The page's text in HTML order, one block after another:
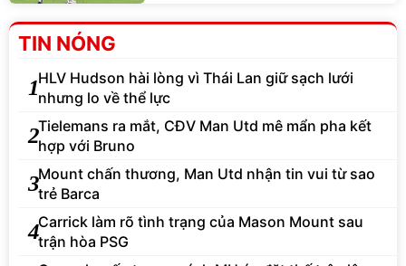
TIN NÓNG
1HLV Hudson hài lòng vì Thái Lan giữ sạch lưới
nhưng lo về thể lực
2Tielemans ra mắt, CĐV Man Utd mê mẩn pha kết
hợp với Bruno
3Mount chấn thương, Man Utd nhận tin vui từ sao
trẻ Barca
4Carrick làm rõ tình trạng của Mason Mount sau
trận hòa PSG